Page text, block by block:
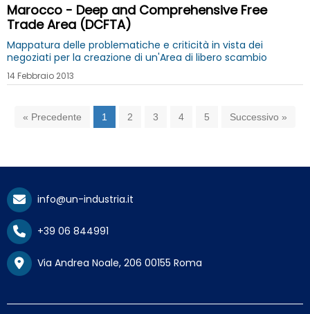
Marocco - Deep and Comprehensive Free
Trade Area (DCFTA)
Mappatura delle problematiche e criticità in vista dei
negoziati per la creazione di un'Area di libero scambio
14 Febbraio 2013
« Precedente 1 2 3 4 5 Successivo »
info@un-industria.it
+39 06 844991
Via Andrea Noale, 206 00155 Roma